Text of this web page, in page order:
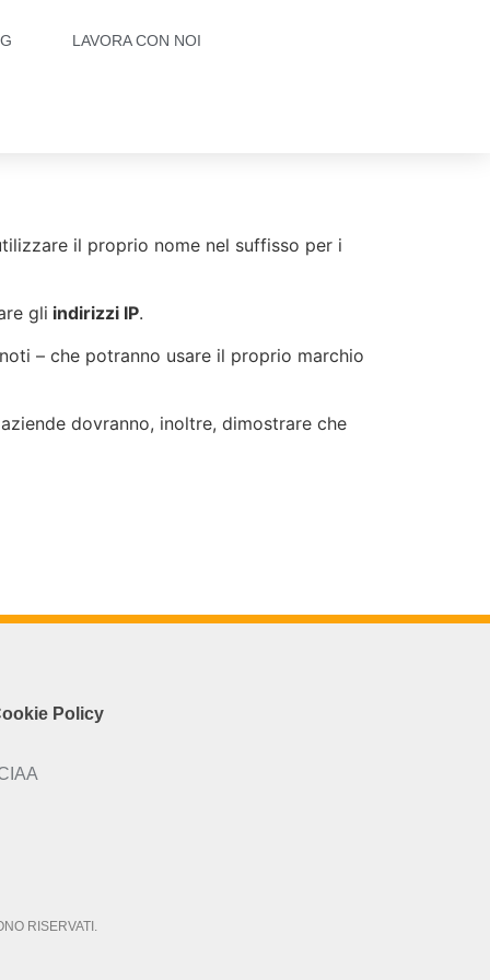
LAVORA CON NOI
il proprio nome nel suffisso per i
gli indirizzi IP.
– che potranno usare il proprio marchio
dovranno, inoltre, dimostrare che
Policy
RISERVATI.